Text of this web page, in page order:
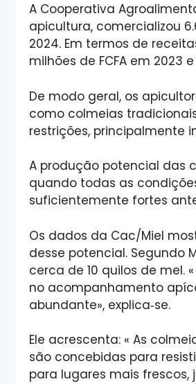
A Cooperativa
apicultura, comercializou
2024. Em termos de
milhões de FCFA em 2023
De modo geral, os
como colmeias
restrições, principalmente
A produção potencial das
quando todas as
suficientemente fortes
Os dados da Cac/Miel
desse potencial. Segundo
cerca de 10 quilos de mel.
no acompanhamento
abundante», explica‑se.
Ele acrescenta: « As
são concebidas para
para lugares mais